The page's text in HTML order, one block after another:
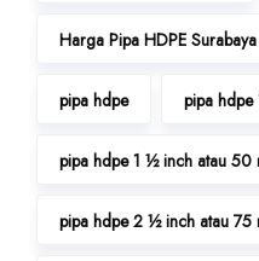
Harga Pipa HDPE Surabaya
pipa hdpe pipa
pipa hdpe 1 ½ inch atau 50
pipa hdpe 2 ½ inch atau 75